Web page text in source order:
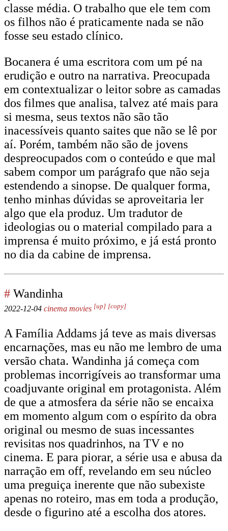
classe média. O trabalho que ele tem com
os filhos não é praticamente nada se não
fosse seu estado clínico.
Bocanera é uma escritora com um pé na
erudição e outro na narrativa. Preocupada
em contextualizar o leitor sobre as camadas
dos filmes que analisa, talvez até mais para
si mesma, seus textos não são tão
inacessíveis quanto saites que não se lê por
aí. Porém, também não são de jovens
despreocupados com o conteúdo e que mal
sabem compor um parágrafo que não seja
estendendo a sinopse. De qualquer forma,
tenho minhas dúvidas se aproveitaria ler
algo que ela produz. Um tradutor de
ideologias ou o material compilado para a
imprensa é muito próximo, e já está pronto
no dia da cabine de imprensa.
# Wandinha
2022-12-04 cinema movies [up] [copy]
A Família Addams já teve as mais diversas
encarnações, mas eu não me lembro de uma
versão chata. Wandinha já começa com
problemas incorrigíveis ao transformar uma
coadjuvante original em protagonista. Além
de que a atmosfera da série não se encaixa
em momento algum com o espírito da obra
original ou mesmo de suas incessantes
revisitas nos quadrinhos, na TV e no
cinema. E para piorar, a série usa e abusa da
narração em off, revelando em seu núcleo
uma preguiça inerente que não subexiste
apenas no roteiro, mas em toda a produção,
desde o figurino até a escolha dos atores.